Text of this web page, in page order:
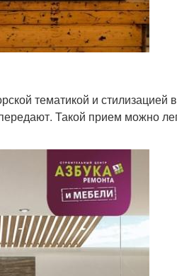
тематикой и стилизацией
Такой прием можно